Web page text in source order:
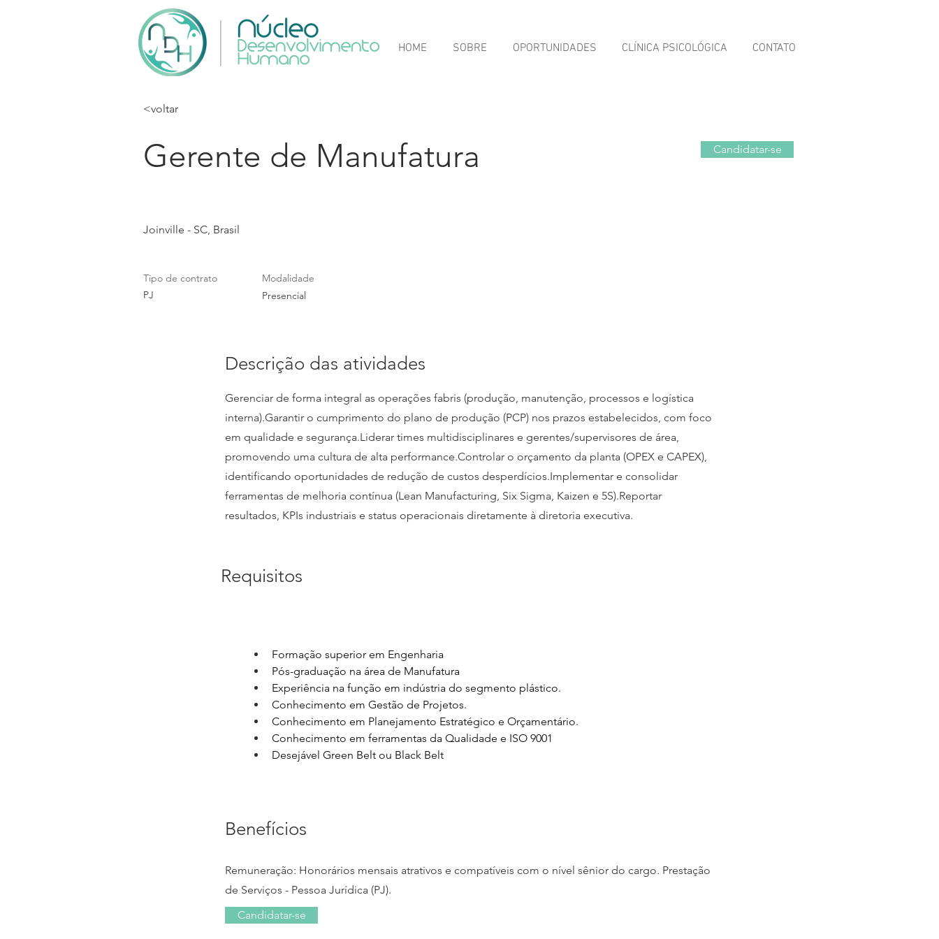
HOME SOBRE OPORTUNIDADES CLÍNICA PSICOLÓGICA CONTATO
<voltar
Gerente de Manufatura Candidatar-se
Joinville - SC, Brasil
Tipo de contrato
PJ
Modalidade
Presencial
Descrição das atividades
Gerenciar de forma integral as operações fabris (produção, manutenção, processos e logística
interna).Garantir o cumprimento do plano de produção (PCP) nos prazos estabelecidos, com foco
em qualidade e segurança.Liderar times multidisciplinares e gerentes/supervisores de área,
promovendo uma cultura de alta performance.Controlar o orçamento da planta (OPEX e CAPEX),
identificando oportunidades de redução de custos desperdícios.Implementar e consolidar
ferramentas de melhoria contínua (Lean Manufacturing, Six Sigma, Kaizen e 5S).Reportar
resultados, KPIs industriais e status operacionais diretamente à diretoria executiva.
Requisitos
Formação superior em Engenharia
Pós-graduação na área de Manufatura
Experiência na função em indústria do segmento plástico.
Conhecimento em Gestão de Projetos.
Conhecimento em Planejamento Estratégico e Orçamentário.
Conhecimento em ferramentas da Qualidade e ISO 9001
Desejável Green Belt ou Black Belt
Benefícios
Remuneração: Honorários mensais atrativos e compatíveis com o nível sênior do cargo. Prestação
de Serviços - Pessoa Jurídica (PJ).
Candidatar-se